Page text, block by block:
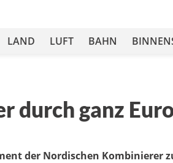
LAND LUFT BAHN
durch ganz
der Nordischen Kombinierer